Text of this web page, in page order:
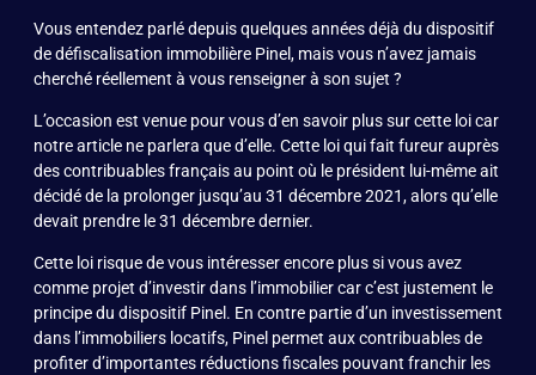
Vous entendez parlé depuis quelques années déjà du dispositif
de défiscalisation immobilière Pinel, mais vous n’avez jamais
cherché réellement à vous renseigner à son sujet ?
L’occasion est venue pour vous d’en savoir plus sur cette loi car
notre article ne parlera que d’elle. Cette loi qui fait fureur auprès
des contribuables français au point où le président lui-même ait
décidé de la prolonger jusqu’au 31 décembre 2021, alors qu’elle
devait prendre le 31 décembre dernier.
Cette loi risque de vous intéresser encore plus si vous avez
comme projet d’investir dans l’immobilier car c’est justement le
principe du dispositif Pinel. En contre partie d’un investissement
dans l’immobiliers locatifs, Pinel permet aux contribuables de
profiter d’importantes réductions fiscales pouvant franchir les